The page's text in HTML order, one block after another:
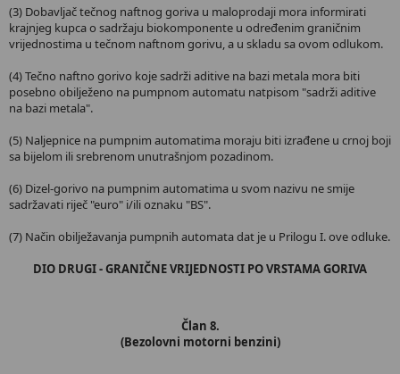
(3) Dobavljač tečnog naftnog goriva u maloprodaji mora informirati
krajnjeg kupca o sadržaju biokomponente u određenim graničnim
vrijednostima u tečnom naftnom gorivu, a u skladu sa ovom odlukom.
(4) Tečno naftno gorivo koje sadrži aditive na bazi metala mora biti
posebno obilježeno na pumpnom automatu natpisom "sadrži aditive
na bazi metala".
(5) Naljepnice na pumpnim automatima moraju biti izrađene u crnoj boji
sa bijelom ili srebrenom unutrašnjom pozadinom.
(6) Dizel-gorivo na pumpnim automatima u svom nazivu ne smije
sadržavati riječ "euro" i/ili oznaku "BS".
(7) Način obilježavanja pumpnih automata dat je u Prilogu I. ove odluke.
DIO DRUGI - GRANIČNE VRIJEDNOSTI PO VRSTAMA GORIVA
Član 8.
(Bezolovni motorni benzini)